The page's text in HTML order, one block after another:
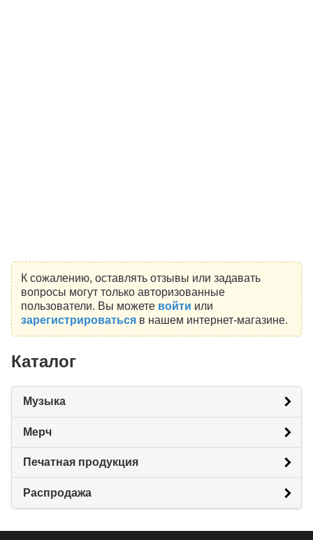
К сожалению, оставлять отзывы или задавать
вопросы могут только авторизованные
пользователи. Вы можете войти или
зарегистрироватьсяв нашем интернет-магазине.
Каталог
Музыка
Мерч
Печатная продукция
Распродажа